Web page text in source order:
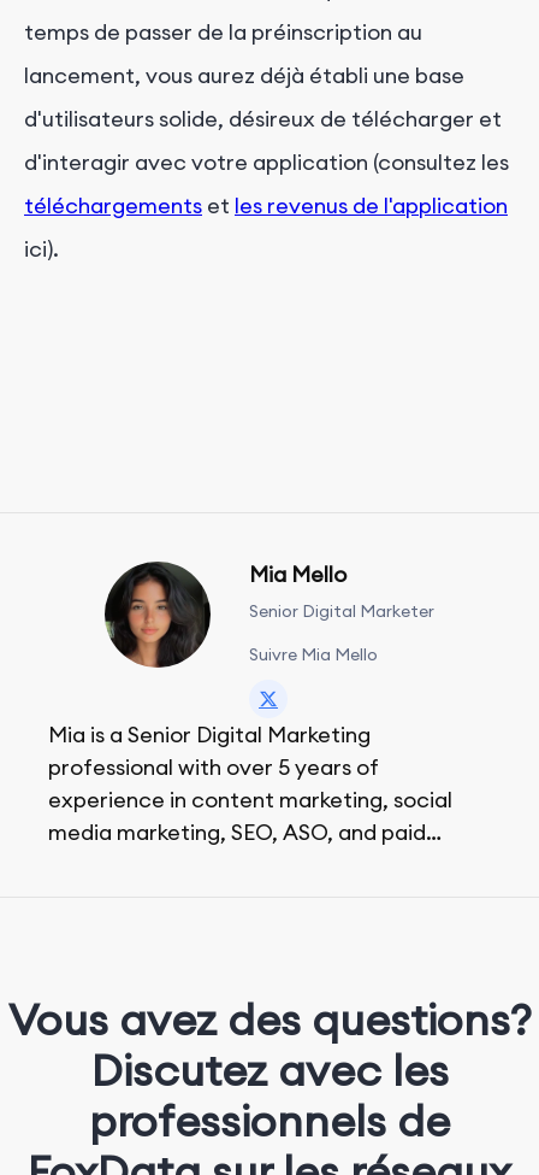
temps de passer de la préinscription au
lancement, vous aurez déjà établi une base
d'utilisateurs solide, désireux de télécharger et
d'interagir avec votre application (consultez les
téléchargements et les revenus de l'application
ici).
Mia Mello
Senior Digital Marketer
Suivre Mia Mello
Mia is a Senior Digital Marketing
professional with over 5 years of
experience in content marketing, social
media marketing, SEO, ASO, and paid
Vous avez des questions?
Discutez avec les
professionnels de